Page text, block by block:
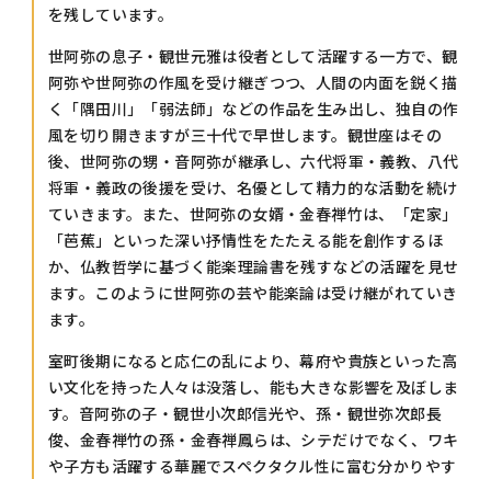
を残しています。
世阿弥の息子・観世元雅は役者として活躍する一方で、観
阿弥や世阿弥の作風を受け継ぎつつ、人間の内面を鋭く描
く「隅田川」「弱法師」などの作品を生み出し、独自の作
風を切り開きますが三十代で早世します。観世座はその
後、世阿弥の甥・音阿弥が継承し、六代将軍・義教、八代
将軍・義政の後援を受け、名優として精力的な活動を続け
ていきます。また、世阿弥の女婿・金春禅竹は、「定家」
「芭蕉」といった深い抒情性をたたえる能を創作するほ
か、仏教哲学に基づく能楽理論書を残すなどの活躍を見せ
ます。このように世阿弥の芸や能楽論は受け継がれていき
ます。
室町後期になると応仁の乱により、幕府や貴族といった高
い文化を持った人々は没落し、能も大きな影響を及ぼしま
す。音阿弥の子・観世小次郎信光や、孫・観世弥次郎長
俊、金春禅竹の孫・金春禅鳳らは、シテだけでなく、ワキ
や子方も活躍する華麗でスペクタクル性に富む分かりやす